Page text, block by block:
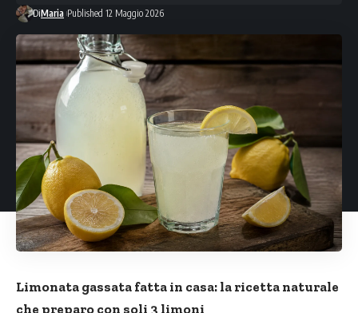
DiMaria Published 12 Maggio 2026
Limonata gassata fatta in casa: la ricetta naturale
che preparo con soli 3 limoni